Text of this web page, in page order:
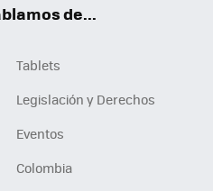
de...
Tablets
Legislación y Derechos
Eventos
Colombia